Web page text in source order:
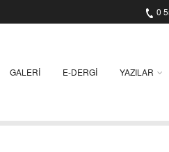
0
GALERI E-DERGI YAZILAR